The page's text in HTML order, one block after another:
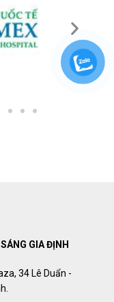
GIA ĐỊNH
34 Lê Duẩn -